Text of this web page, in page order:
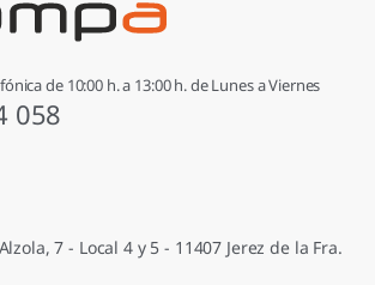
de 10:00 h. a 13:00 h. de Lunes a Viernes
058
7 - Local 4 y 5 - 11407 Jerez de la Fra.